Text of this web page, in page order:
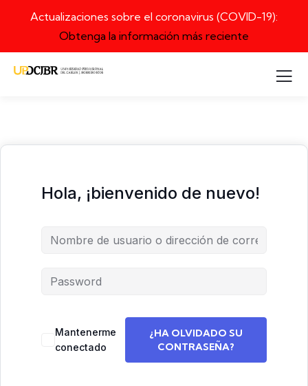
Actualizaciones sobre el coronavirus (COVID-19):
Obtenga la información más reciente
Hola, ¡bienvenido de nuevo!
Mantenerme
conectado
¿HA OLVIDADO SU
CONTRASEÑA?